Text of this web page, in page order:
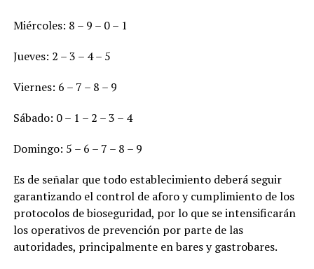
Miércoles: 8 – 9 – 0 – 1
Jueves: 2 – 3 – 4 – 5
Viernes: 6 – 7 – 8 – 9
Sábado: 0 – 1 – 2 – 3 – 4
Domingo: 5 – 6 – 7 – 8 – 9
Es de señalar que todo establecimiento deberá seguir
garantizando el control de aforo y cumplimiento de los
protocolos de bioseguridad, por lo que se intensificarán
los operativos de prevención por parte de las
autoridades, principalmente en bares y gastrobares.